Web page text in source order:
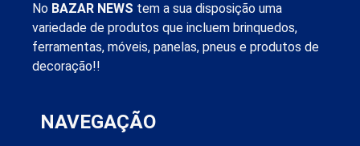
No BAZAR NEWS tem a sua disposição uma
variedade de produtos que incluem brinquedos,
ferramentas, móveis, panelas, pneus e produtos de
decoração!!
NAVEGAÇÃO